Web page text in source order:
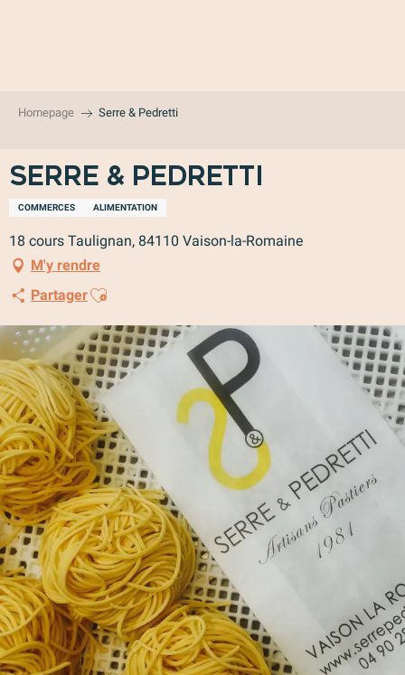
Homepage Serre & Pedretti
Serre & Pedretti
COMMERCES ALIMENTATION
18 cours Taulignan, 84110 Vaison-la-Romaine
M'y rendre
PartagerAjouter aux favoris